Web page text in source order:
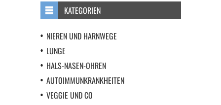
KATEGORIEN
NIEREN UND HARNWEGE
LUNGE
HALS-NASEN-OHREN
AUTOIMMUNKRANKHEITEN
VEGGIE UND CO